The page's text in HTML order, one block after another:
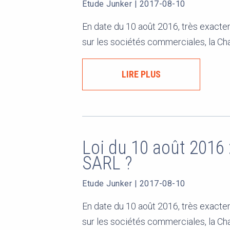
Etude Junker | 2017-08-10
En date du 10 août 2016, très
sur les sociétés commerciales, la
LIRE PLUS
Loi du 10 août
SARL ?
Etude Junker | 2017-08-10
En date du 10 août 2016, très
sur les sociétés commerciales, la